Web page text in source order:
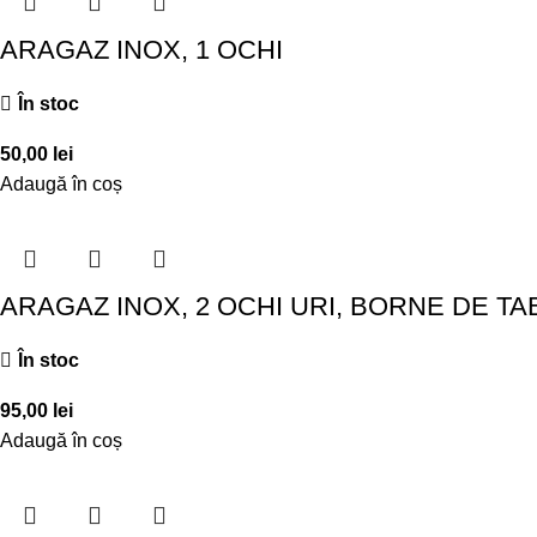
ARAGAZ INOX, 1 OCHI
În stoc
50,00 lei
Adaugă în coș
ARAGAZ INOX, 2 OCHI URI, BORNE DE
În stoc
95,00 lei
Adaugă în coș